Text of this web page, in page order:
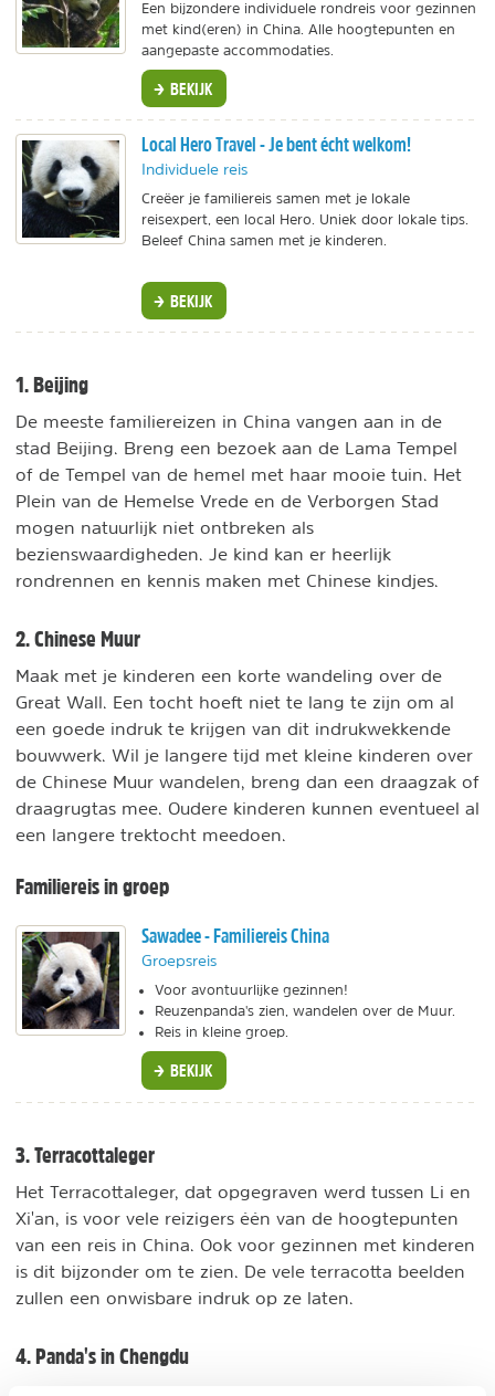
Een bijzondere individuele rondreis voor gezinnen
met kind(eren) in China. Alle hoogtepunten en
aangepaste accommodaties.
BEKIJK
Local Hero Travel - Je bent écht welkom!
Individuele reis
Creëer je familiereis samen met je lokale
reisexpert, een local Hero. Uniek door lokale tips.
Beleef China samen met je kinderen.
BEKIJK
1. Beijing
De meeste familiereizen in China vangen aan in de
stad Beijing. Breng een bezoek aan de Lama Tempel
of de Tempel van de hemel met haar mooie tuin. Het
Plein van de Hemelse Vrede en de Verborgen Stad
mogen natuurlijk niet ontbreken als
bezienswaardigheden. Je kind kan er heerlijk
rondrennen en kennis maken met Chinese kindjes.
2. Chinese Muur
Maak met je kinderen een korte wandeling over de
Great Wall. Een tocht hoeft niet te lang te zijn om al
een goede indruk te krijgen van dit indrukwekkende
bouwwerk. Wil je langere tijd met kleine kinderen over
de Chinese Muur wandelen, breng dan een draagzak of
draagrugtas mee. Oudere kinderen kunnen eventueel al
een langere trektocht meedoen.
Familiereis in groep
Sawadee - Familiereis China
Groepsreis
Voor avontuurlijke gezinnen!
Reuzenpanda's zien, wandelen over de Muur.
Reis in kleine groep.
BEKIJK
3. Terracottaleger
Het Terracottaleger, dat opgegraven werd tussen Li en
Xi'an, is voor vele reizigers één van de hoogtepunten
van een reis in China. Ook voor gezinnen met kinderen
is dit bijzonder om te zien. De vele terracotta beelden
zullen een onwisbare indruk op ze laten.
4. Panda's in Chengdu